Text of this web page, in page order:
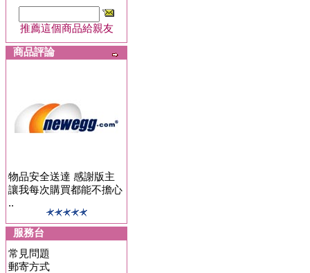
推薦這個商品給親友
商品評論
物品安全送達 感謝版主
讓我每次購買都能不擔心
..
服務台
常見問題
郵寄方式